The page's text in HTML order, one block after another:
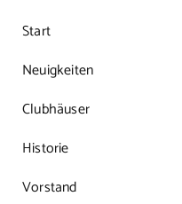
Start
Neuigkeiten
Clubhäuser
Historie
Vorstand